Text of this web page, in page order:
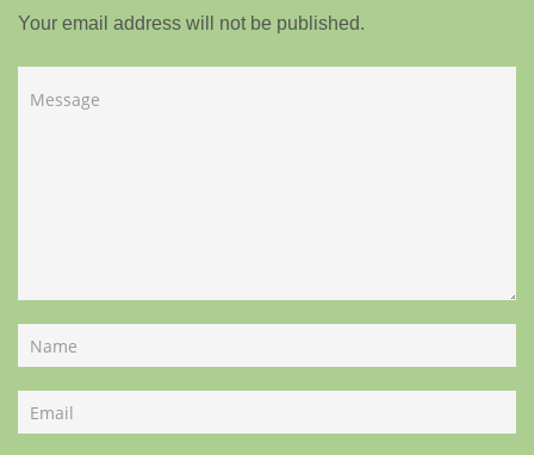
Your email address will not be published.